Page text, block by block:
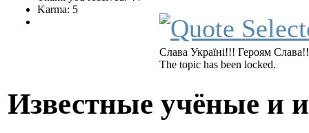
Karma: 5
Слава Україні!!! Героям
The topic has been locked.
Известные учёные и